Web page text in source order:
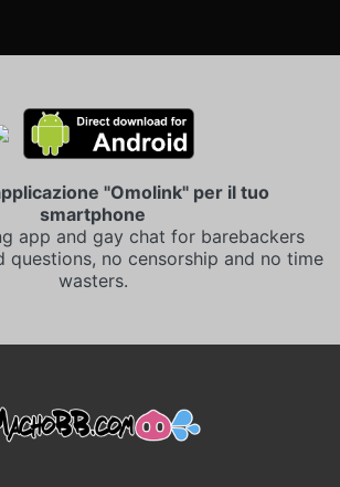
"Omolink" per il tuo
smartphone
app and gay chat for barebackers
questions, no censorship and no time
wasters.